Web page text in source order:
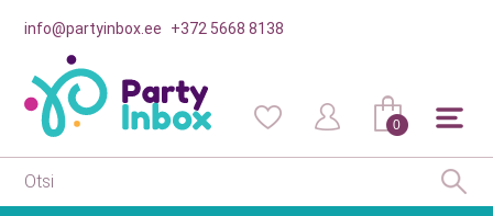
info@partyinbox.ee +372 5668 8138
0